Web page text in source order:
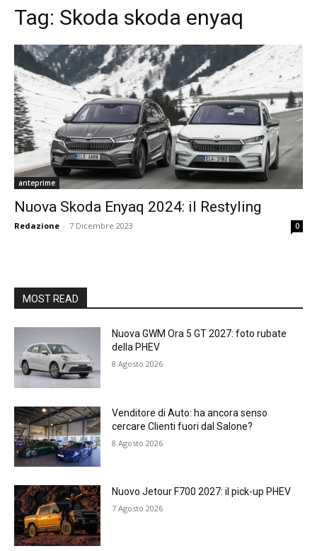
Tag: Skoda skoda enyaq
anteprime
Nuova Skoda Enyaq 2024: il Restyling
Redazione - 7 Dicembre 2023 0
MOST READ
Nuova GWM Ora 5 GT 2027: foto rubate
della PHEV
8 Agosto 2026
Venditore di Auto: ha ancora senso
cercare Clienti fuori dal Salone?
8 Agosto 2026
Nuovo Jetour F700 2027: il pick-up PHEV
7 Agosto 2026